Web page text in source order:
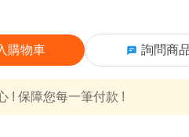
購物車 詢問商
! 保障您每一筆付款 !